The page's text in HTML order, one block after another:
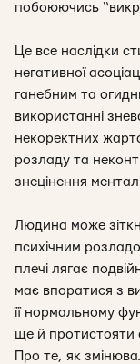
побоюючись
Це все наслідки
негативної
ганебним та
використанні
некоректних
розладу та
знецінення
Людина може
психічним
плечі лягає
має впоратися з
її нормальному
ще й протистояти
Про те, як